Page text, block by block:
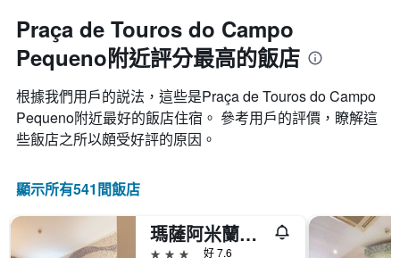
Praça de Touros do Campo
Pequeno附近評分最高的飯店
根據我們用戶的説法，這些是Praça de Touros do Campo
Pequeno附近最好的飯店住宿。 參考用戶的評價，瞭解這
些飯店之所以頗受好評的原因。
顯示所有541間飯店
瑪薩阿米蘭特酒店 - 里斯本
3星級
好 7.6